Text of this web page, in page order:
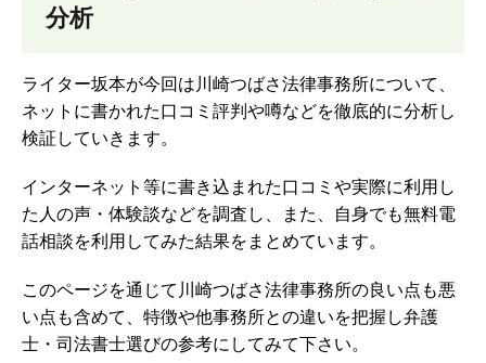
分析
ライター坂本が今回は川崎つばさ法律事務所について、
ネットに書かれた口コミ評判や噂などを徹底的に分析し
検証していきます。
インターネット等に書き込まれた口コミや実際に利用し
た人の声・体験談などを調査し、
また、自身でも無料電
話相談を利用してみた結果をまとめています。
このページを通じて川崎つばさ法律事務所の良い点も悪
い点も含めて、特徴や他事務所との違いを把握し弁護
士・司法書士選びの参考にしてみて下さい。